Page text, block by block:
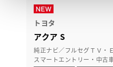
トヨタ
アクア S
純正ナビ／フルセグＴＶ・
スマートエントリー・中古